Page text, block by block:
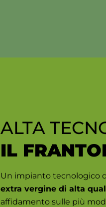
ALTA
IL
Un impianto tecnologico
extra vergine di alta
affidamento sulle più